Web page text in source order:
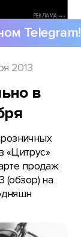
РЕКЛАМА •••
Telegram!
2013
в
«Цитрус»
продаж
(обзор) на